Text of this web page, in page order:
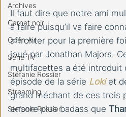
Archives
Carnet noir
Open Air
Série TV
Stéfanie Rossier
Streaming
Stefanie Rossier
Il faut dire que notre ami
à faire puisqu’il va faire
affronter pour la première
joué par Jonathan Majors.
multifacettes a été introduit
épisode de la série Loki et
grand méchant de ces trois
encore plus badass que